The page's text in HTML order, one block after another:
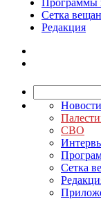
Программы
Сетка
Редакция
Новости
СВО
Сетка